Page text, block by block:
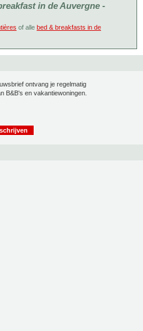
in de Auvergne -
of alle bed & breakfasts in de
ontvang je regelmatig
B&B's en vakantiewoningen.